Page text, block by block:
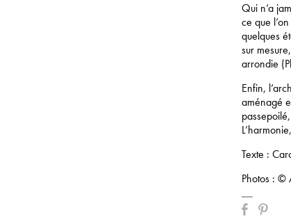
Qui n’a
ce que
quelques
sur
arrondie
Enfin,
aménagé
Texte :
Photos : ©